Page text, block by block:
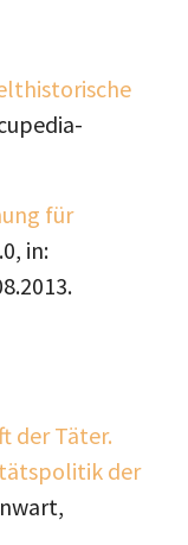
für
in:
der Täter.
der